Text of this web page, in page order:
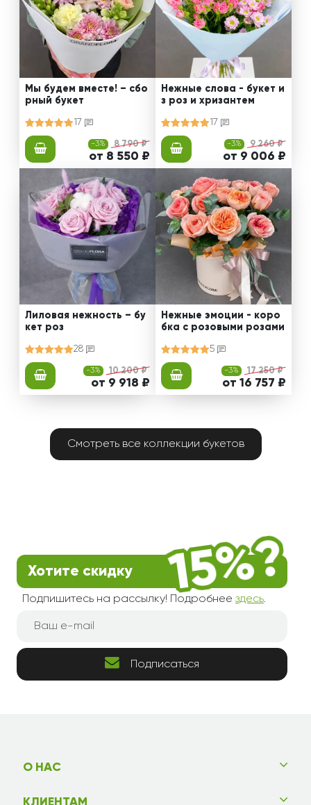
Мы будем вместе! – сбо
рный букет
17
-3% 8 790 ₽
от 8 550 ₽
Нежные слова - букет и
з роз и хризантем
17
-3% 9 260 ₽
от 9 006 ₽
Лиловая нежность – бу
кет роз
28
-3% 10 200 ₽
от 9 918 ₽
Нежные эмоции - коро
бка с розовыми розами
5
-3% 17 250 ₽
от 16 757 ₽
Смотреть все коллекции букетов
Хотите скидку
Подпишитесь на рассылку! Подробнее здесь.
Подписаться
О НАС
КЛИЕНТАМ